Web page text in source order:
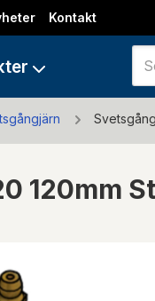
Kontakt
120mm